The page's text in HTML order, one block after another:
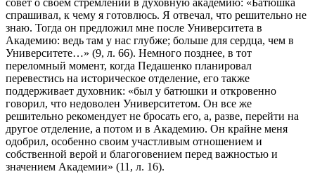
совет о своем стремлении в духовную академию: «Батюшка
спрашивал, к чему я готовлюсь. Я отвечал, что решительно не
знаю. Тогда он предложил мне после Университета в
Академию: ведь там у нас глубже; больше для сердца, чем в
Университете…» (9, л. 66). Немного позднее, в тот
переломный момент, когда Педашенко планировал
перевестись на историческое отделение, его также
поддерживает духовник: «был у батюшки и откровенно
говорил, что недоволен Университетом. Он все же
решительно рекомендует не бросать его, а, разве, перейти на
другое отделение, а потом и в Академию. Он крайне меня
одобрил, особенно своим участливым отношением и
собственной верой и благоговением перед важностью и
значением Академии» (11, л. 16).